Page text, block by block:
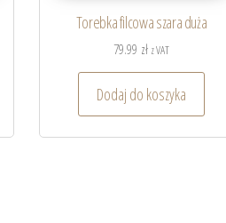
Torebka filcowa szara duża
79.99 zł z VAT
Dodaj do koszyka